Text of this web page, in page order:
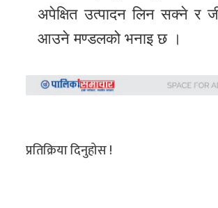
अपेक्षित उत्पादन लिन सक्ने र
आउने मण्डलको भनाइ छ ।
प्रतिक्रिया दिनुहोस !